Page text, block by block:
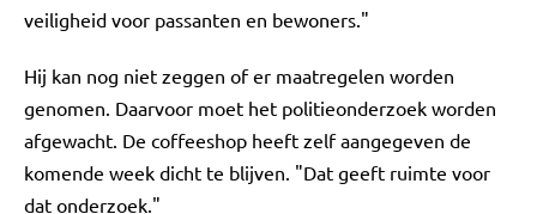
veiligheid voor passanten en bewoners."
Hij kan nog niet zeggen of er maatregelen worden
genomen. Daarvoor moet het politieonderzoek worden
afgewacht. De coffeeshop heeft zelf aangegeven de
komende week dicht te blijven. "Dat geeft ruimte voor
dat onderzoek."